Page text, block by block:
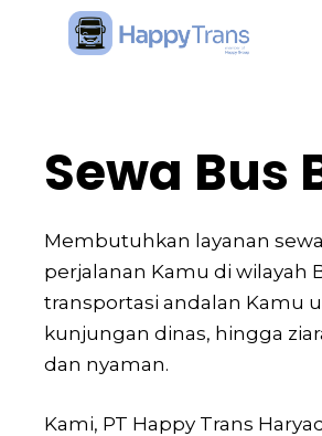
Sewa Bus
Membutuhkan layanan
perjalanan Kamu di wilayah
transportasi andalan Kamu
kunjungan dinas, hingga
dan nyaman.
Kami, PT Happy Trans